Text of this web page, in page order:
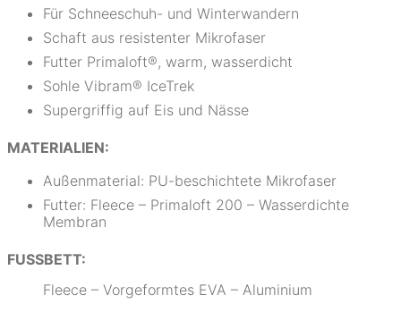
Für Schneeschuh- und Winterwandern
Schaft aus resistenter Mikrofaser
Futter Primaloft®, warm, wasserdicht
Sohle Vibram® IceTrek
Supergriffig auf Eis und Nässe
MATERIALIEN:
Außenmaterial: PU-beschichtete Mikrofaser
Futter: Fleece – Primaloft 200 – Wasserdichte
Membran
FUSSBETT:
Fleece – Vorgeformtes EVA – Aluminium